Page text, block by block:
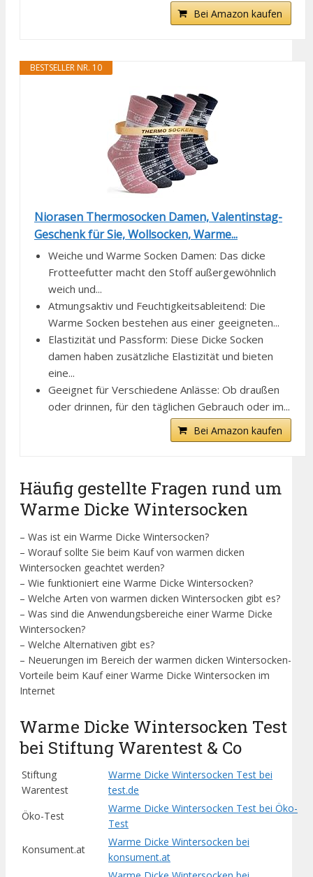
Bei Amazon kaufen
BESTSELLER NR. 10
Niorasen Thermosocken Damen, Valentinstag-
Geschenk für Sie, Wollsocken, Warme...
Weiche und Warme Socken Damen: Das dicke
Frotteefutter macht den Stoff außergewöhnlich
weich und...
Atmungsaktiv und Feuchtigkeitsableitend: Die
Warme Socken bestehen aus einer geeigneten...
Elastizität und Passform: Diese Dicke Socken
damen haben zusätzliche Elastizität und bieten
eine...
Geeignet für Verschiedene Anlässe: Ob draußen
oder drinnen, für den täglichen Gebrauch oder im...
Bei Amazon kaufen
Häufig gestellte Fragen rund um
Warme Dicke Wintersocken
– Was ist ein Warme Dicke Wintersocken?
– Worauf sollte Sie beim Kauf von warmen dicken
Wintersocken geachtet werden?
– Wie funktioniert eine Warme Dicke Wintersocken?
– Welche Arten von warmen dicken Wintersocken gibt es?
– Was sind die Anwendungsbereiche einer Warme Dicke
Wintersocken?
– Welche Alternativen gibt es?
– Neuerungen im Bereich der warmen dicken Wintersocken-
Vorteile beim Kauf einer Warme Dicke Wintersocken im
Internet
Warme Dicke Wintersocken Test
bei Stiftung Warentest & Co
Stiftung
Warentest
Warme Dicke Wintersocken Test bei
test.de
Öko-Test
Warme Dicke Wintersocken Test bei Öko-
Test
Konsument.at
Warme Dicke Wintersocken bei
konsument.at